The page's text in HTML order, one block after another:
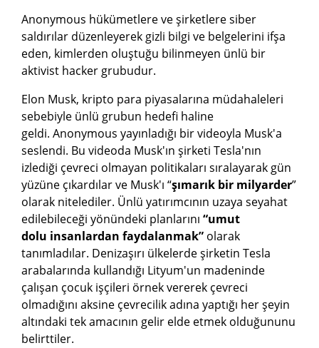
Anonymous hükümetlere ve şirketlere siber
saldırılar düzenleyerek gizli bilgi ve belgelerini ifşa
eden, kimlerden oluştuğu bilinmeyen ünlü bir
aktivist hacker grubudur.
Elon Musk, kripto para piyasalarına müdahaleleri
sebebiyle ünlü grubun hedefi haline
geldi. Anonymous yayınladığı bir videoyla Musk'a
seslendi. Bu videoda Musk'ın şirketi Tesla'nın
izlediği çevreci olmayan politikaları sıralayarak gün
yüzüne çıkardılar ve Musk'ı “şımarık bir milyarder”
olarak nitelediler. Ünlü yatırımcının uzaya seyahat
edilebileceği yönündeki planlarını “umut
dolu insanlardan faydalanmak” olarak
tanımladılar. Denizaşırı ülkelerde şirketin Tesla
arabalarında kullandığı Lityum'un madeninde
çalışan çocuk işçileri örnek vererek çevreci
olmadığını aksine çevrecilik adına yaptığı her şeyin
altındaki tek amacının gelir elde etmek olduğununu
belirttiler.